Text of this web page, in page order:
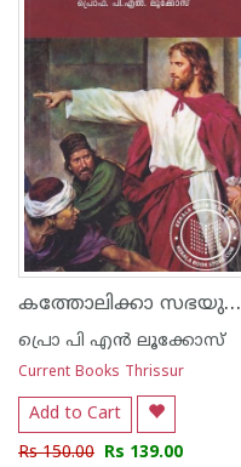
കത്തോലിക്കാ സഭയുടെ അബദ്ധ വിശ്വാസങ്ങള്‍
പ്രൊ പി എന്‍ ലൂക്കോസ്
Current Books Thrissur
Add to Cart
Rs 150.00 Rs 139.00